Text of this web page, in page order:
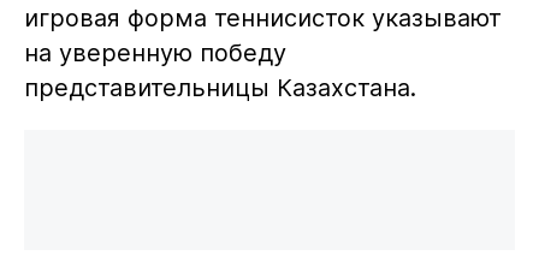
игровая форма теннисисток указывают
на уверенную победу
представительницы Казахстана.